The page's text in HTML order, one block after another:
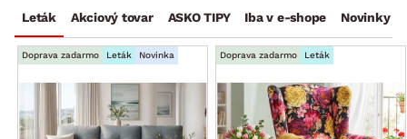
Leták Akciový tovar ASKO TIPY Iba v e-shope Novinky
Doprava zadarmo Leták Novinka Doprava zadarmo Leták